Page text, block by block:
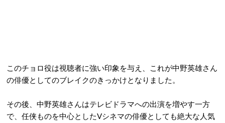
このチョロ役は視聴者に強い印象を与え、これが中野英雄さん
の俳優としてのブレイクのきっかけとなりました。
その後、中野英雄さんはテレビドラマへの出演を増やす一方
で、任侠ものを中心としたVシネマの俳優としても絶大な人気